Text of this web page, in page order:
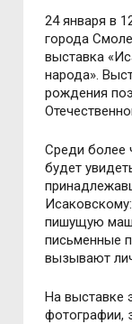
24 января в
города
выставка
народа».
рождения
Среди более
будет
пишущую
письменные
вызывают
На выставке
фотографии,